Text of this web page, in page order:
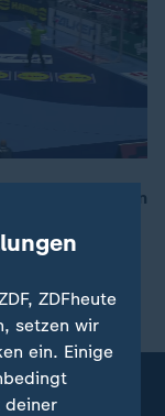
verschärft den
schwer
ZDFheute
setzen wir
ein. Einige